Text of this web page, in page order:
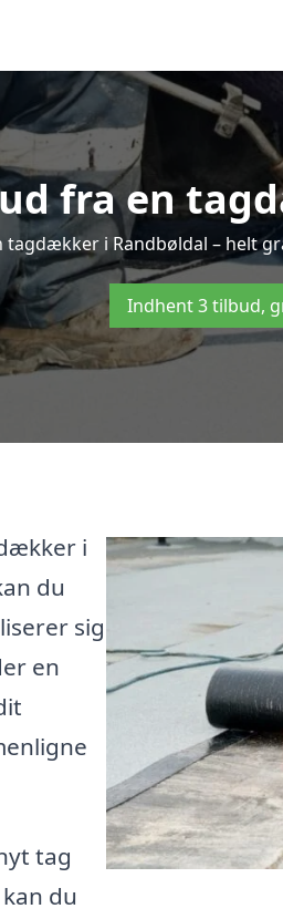
fra en
i Randbøldal – helt
Indhent 3 tilbud,
i
du
sig
en
tag
du